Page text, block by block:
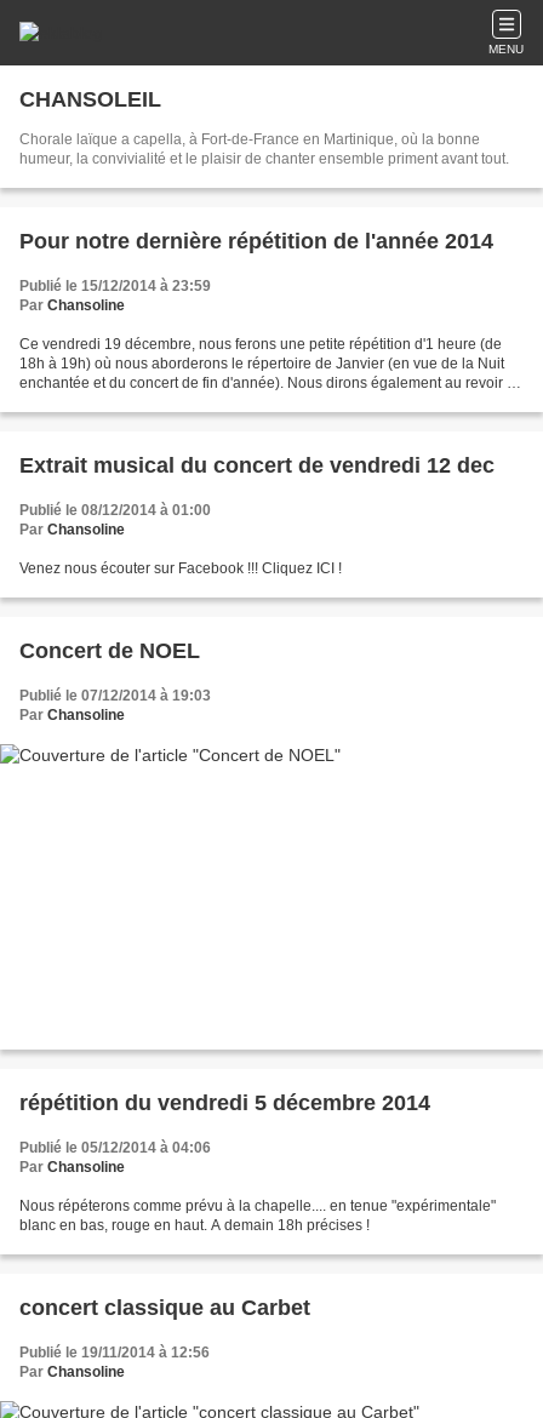
MENU
CHANSOLEIL
Chorale laïque a capella, à Fort-de-France en Martinique, où la bonne
humeur, la convivialité et le plaisir de chanter ensemble priment avant tout.
Pour notre dernière répétition de l'année 2014
Publié le 15/12/2014 à 23:59
Par Chansoline
Ce vendredi 19 décembre, nous ferons une petite répétition d'1 heure (de
18h à 19h) où nous aborderons le répertoire de Janvier (en vue de la Nuit
enchantée et du concert de fin d'année). Nous dirons également au revoir à
Extrait musical du concert de vendredi 12 dec
Publié le 08/12/2014 à 01:00
Par Chansoline
Venez nous écouter sur Facebook !!! Cliquez ICI !
Concert de NOEL
Publié le 07/12/2014 à 19:03
Par Chansoline
répétition du vendredi 5 décembre 2014
Publié le 05/12/2014 à 04:06
Par Chansoline
Nous répéterons comme prévu à la chapelle.... en tenue "expérimentale"
blanc en bas, rouge en haut. A demain 18h précises !
concert classique au Carbet
Publié le 19/11/2014 à 12:56
Par Chansoline